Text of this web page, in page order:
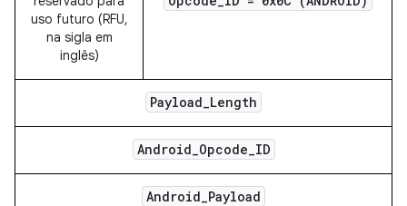
uso futuro (RFU,
na sigla em
inglês)
Payload_Length
Android_Opcode_ID
Android_Payload